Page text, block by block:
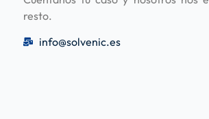
resto.
info@solvenic.es